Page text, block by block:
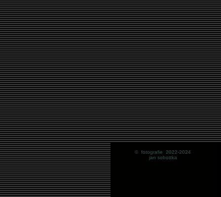
© fotografie 2022-2024
jan sobottka